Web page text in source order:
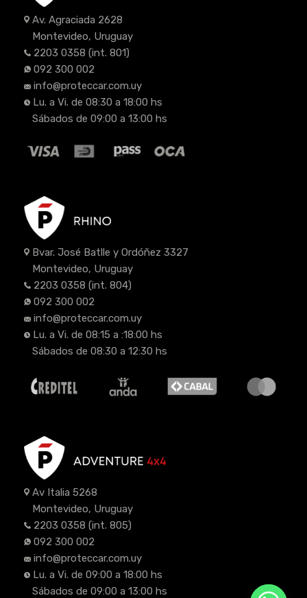
Av. Agraciada 2628
Montevideo, Uruguay
2203 0358 (int. 801)
092 300 002
info@proteccar.com.uy
Lu. a Vi. de 08:30 a 18:00 hs
Sábados de 09:00 a 13:00 hs
Bvar. José Batlle y Ordóñez 3327
Montevideo, Uruguay
2203 0358 (int. 804)
092 300 002
info@proteccar.com.uy
Lu. a Vi. de 08:15 a :18:00 hs
Sábados de 08:30 a 12:30 hs
Av Italia 5268
Montevideo, Uruguay
2203 0358 (int. 805)
092 300 002
info@proteccar.com.uy
Lu. a Vi. de 09:00 a 18:00 hs
Sábados de 09:00 a 13:00 hs